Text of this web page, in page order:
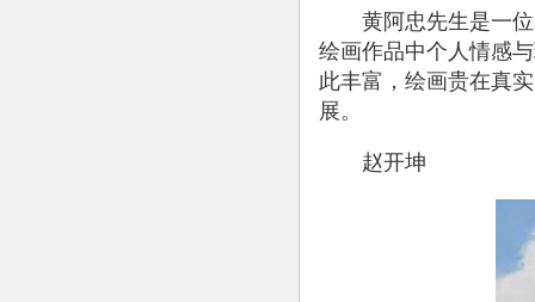
黄阿忠先生是一位
绘画作品中个人情感
此丰富，绘画贵在真
展。
赵开坤